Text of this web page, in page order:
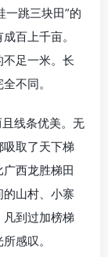
一跳三块田”的
百上千亩。
足一米。长
不同。
线条优美。无
取了天下梯
西龙胜梯田
山村、小寨
到过加榜梯
感叹。